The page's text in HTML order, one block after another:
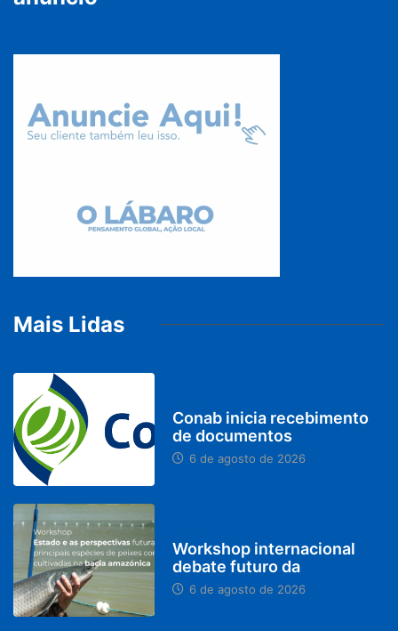
Mais Lidas
Conab inicia recebimento
de documentos
6 de agosto de 2026
Workshop internacional
debate futuro da
6 de agosto de 2026